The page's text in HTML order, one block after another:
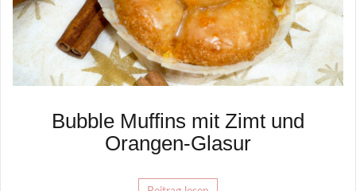
Bubble Muffins mit Zimt und
Orangen-Glasur